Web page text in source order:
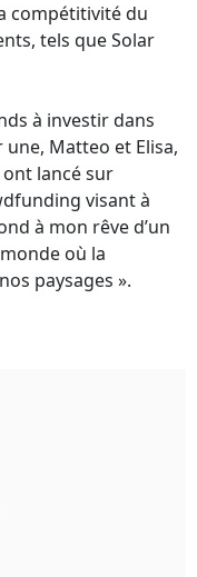
compétitivité du
tels que Solar
à investir dans
Matteo et Elisa,
lancé sur
visant à
à mon rêve d’un
où la
paysages ».